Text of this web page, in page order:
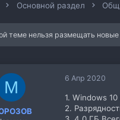
а
ч
Основной раздел
теме нельзя размещать
M 6 Апр 2020
1. Windows
2.